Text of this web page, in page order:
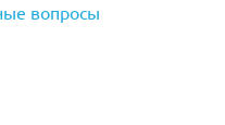
вопросы